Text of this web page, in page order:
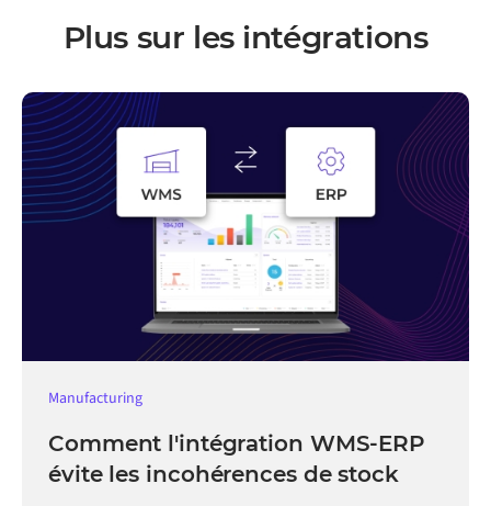
Plus sur les intégrations
Manufacturing
Comment l'intégration WMS-ERP
évite les incohérences de stock